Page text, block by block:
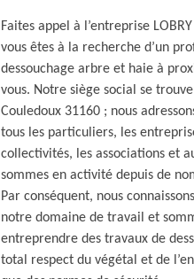
Faites appel à l’entreprise
vous êtes à la recherche d’un
dessouchage arbre et haie à
vous. Notre siège social se
Couledoux 31160 ; nous
tous les particuliers, les
collectivités, les associations et
sommes en activité depuis de
Par conséquent, nous
notre domaine de travail et
entreprendre des travaux de
total respect du végétal et de